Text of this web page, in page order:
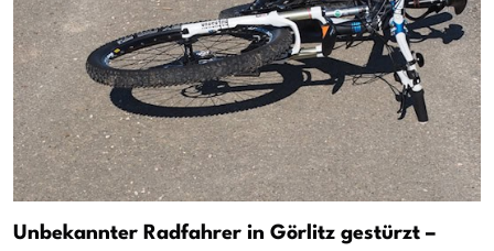
Unbekannter Radfahrer in Görlitz gestürzt –